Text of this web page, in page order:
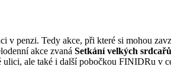
penzi. Tedy akce, při které si mohou
akce zvaná Setkání velkých
ale také i další pobočkou FINIDRu v